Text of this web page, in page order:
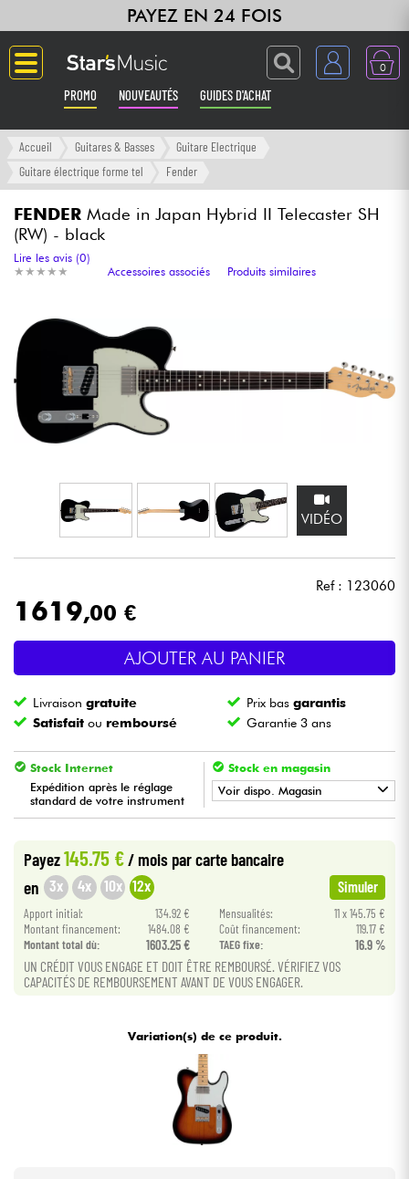
PAYEZ EN 24 FOIS
0
PROMO NOUVEAUTÉS GUIDES D'ACHAT
Langue
Amplis & Effets
Synthés & Sampleurs
Home Studio
Casques
DJ
Eclairage
Batteries & Percu
Vents
Violons & Quatuor
Eveil Musical
Câbles & Access.
HiFi
Packs
Accueil Guitares & Basses
Guitare Electrique
Guitare électrique forme tel
Fender
FENDER Made in Japan Hybrid II Telecaster SH
(RW) - black
★ ★ ★ ★ ★
★ ★ ★ ★ ★
Lire les avis (0)
Accessoires associés
Produits similaires
VIDÉO
Ref : 123060
1619,00 €
AJOUTER AU PANIER
Livraisongratuite Prix basgarantis
Satisfait ou remboursé Garantie 3 ans
Stock Internet
Expédition après le réglage
standard de votre instrument
Stock en magasin
Voir dispo. Magasin
•
Payez145.75 €/ mois par carte bancaire
en 3x 4x 10x 12x Simuler
Apport initial: 134.92 € Mensualités:
11 x 145.75 €
Montant financement:
1484.08 € Coût financement:
119.17 €
Montant total dù:
1603.25 € TAEG fixe: 16.9 %
UN CRÉDIT VOUS ENGAGE ET DOIT ÊTRE REMBOURSÉ. VÉRIFIEZ VOS
CAPACITÉS DE REMBOURSEMENT AVANT DE VOUS ENGAGER.
Variation(s) de ce produit.